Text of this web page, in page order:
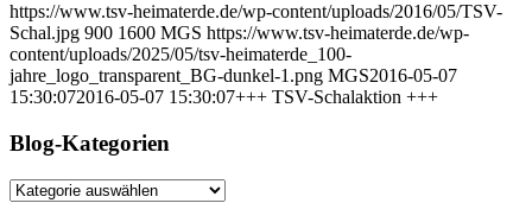
https://www.tsv-heimaterde.de/wp-content/uploads/2016/05/TSV-
Schal.jpg 900 1600 MGS https://www.tsv-heimaterde.de/wp-
content/uploads/2025/05/tsv-heimaterde_100-
jahre_logo_transparent_BG-dunkel-1.png MGS2016-05-07
15:30:072016-05-07 15:30:07+++ TSV-Schalaktion +++
Blog-Kategorien
Blog-